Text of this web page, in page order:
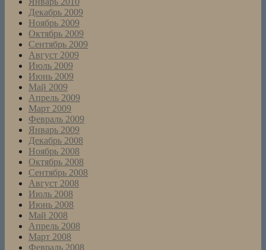
Декабрь 2009
Ноябрь 2009
Октябрь 2009
Сентябрь 2009
Август 2009
Июль 2009
Июнь 2009
Май 2009
Апрель 2009
Март 2009
Февраль 2009
Январь 2009
Декабрь 2008
Ноябрь 2008
Октябрь 2008
Сентябрь 2008
Август 2008
Июль 2008
Июнь 2008
Май 2008
Апрель 2008
Март 2008
Февраль 2008